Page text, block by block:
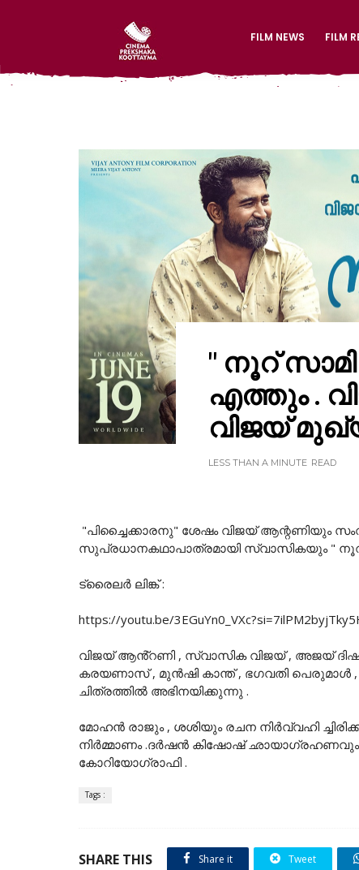
FILM NEWS FILM
" നൂറ്
എത്തും .
വിജയ്
LESS THAN A MINUTE READ
"പിച്ചൈക്കാരനു" ശേഷം വിജയ് ആന്റണിയും
സുപ്രധാനകഥാപാത്രമായി സ്വാസികയും "
ട്രൈലർ ലിങ്ക് :
https://youtu.be/
വിജയ് ആൻ്റണി , സ്വാസിക വിജയ് , അജയ്
കരയണാസ് , മുൻഷി കാന്ത് , ഭഗവതി പെരുമാൾ
ചിത്രത്തിൽ അഭിനയിക്കുന്നു .
മോഹൻ രാജും , ശശിയും രചന നിർവ്വഹി
നിർമ്മാണം .ദർഷൻ കിഷോഷ്
കോറിയോഗ്രാഫി .
Tags :
SHARE THIS Share it Tweet